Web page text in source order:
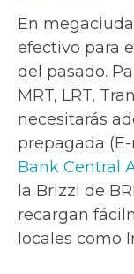
En
efectivo para
del pasado.
MRT, LRT,
necesitarás
prepagada
Bank Central
la Brizzi de
recargan
locales como